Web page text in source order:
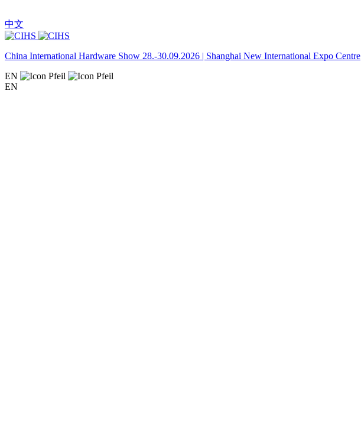
中文
China International Hardware Show 28.-30.09.2026 | Shanghai New International Expo Centre
EN
EN